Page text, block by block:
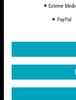
Alle Preise inkl. ges.
Externe
PayPal